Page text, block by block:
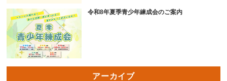
令和8年夏季青少年練成会のご案内
アーカイブ